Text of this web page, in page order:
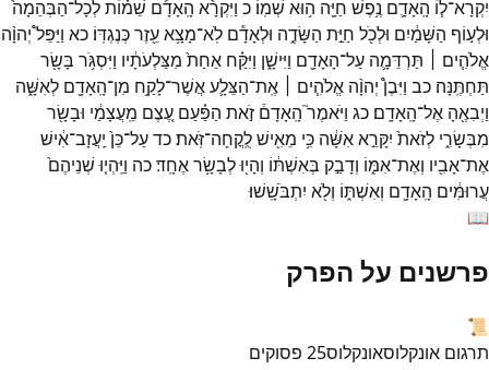
יִקְרָא־ל֧וֹ הָֽאָדָ֛ם נֶ֥פֶשׁ חַיָּ֖ה ה֥וּא שְׁמֽוֹ׃ כ וַיִּקְרָ֨א הָֽאָדָ֜ם שֵׁמ֗וֹתלְכָל־הַבְּהֵמָה֙
וּלְע֣וֹף הַשָּׁמַ֔יִם וּלְכֹ֖ל חַיַּ֣ת הַשָּׂדֶ֑ה וּלְאָדָ֕ם לֹֽא־מָצָ֥אעֵ֖זֶרכְּנֶגְדּֽוֹ׃ כא וַיַּפֵּל֩ יְהוָ֨ה
אֱלֹהִ֧ים ׀
תַּרְדֵּמָ֛ה עַל־הָאָדָ֖ם וַיִּישָׁ֑ן וַיִּקַּ֗ח אַחַת֙ מִצַּלְעֹתָ֔יו וַיִּסְגֹּ֥ר בָּשָׂ֖ר
תַּחְתֶּֽנָּה׃ כב וַיִּבֶן֩ יְהוָ֨ה אֱלֹהִ֧ים ׀ אֶֽת־הַצֵּלָ֛עאֲשֶׁר־לָקַ֥ח מִן־הָֽאָדָ֖ם לְאִשָּׁ֑ה
וַיְבִאֶ֖הָ אֶל־הָֽאָדָֽם׃ כג וַיֹּאמֶר֮ הָֽאָדָם֒ זֹ֣את הַפַּ֗עַם עֶ֚צֶם מֵֽעֲצָמַ֔י וּבָשָׂ֖ר
מִבְּשָׂרִ֑י לְזֹאת֙ יִקָּרֵ֣אאִשָּׁ֔ה כִּ֥י מֵאִ֖ישׁלֻֽקֳחָה־זֹּֽאת׃כדעַל־כֵּן֙ יַֽעֲזָב־אִ֔ישׁ
אֶת־אָבִ֖יו וְאֶת־אִמּ֑וֹ וְדָבַ֣ק בְּאִשְׁתּ֔וֹ וְהָי֖וּלְבָשָׂ֥ראֶחָֽד׃כה וַיִּֽהְי֤וּ שְׁנֵיהֶם֙
עֲרוּמִּ֔ים הָֽאָדָ֖ם וְאִשְׁתּ֑וֹ וְלֹ֖א יִתְבֹּשָֽׁשׁוּ׃
📖
פרשנים על הפרק
📜
תרגום אונקלוסאונקלוס25 פסוקים